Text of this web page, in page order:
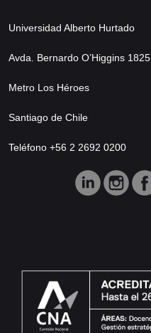
Universidad Alberto Hurtado
Avda. Bernardo O’Higgins 1825
Metro Los Héroes
Santiago de Chile
Teléfono +56 2 2692 0200